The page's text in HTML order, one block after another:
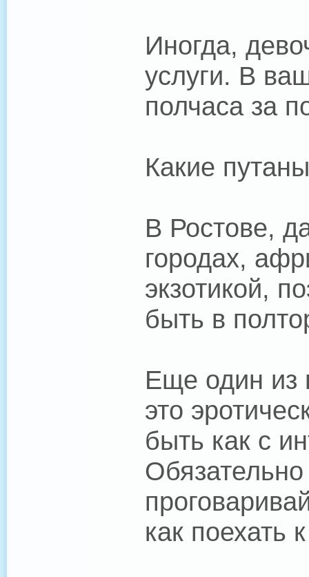
Иногда,
услуги. В
полчаса за
Какие
В Ростове,
городах,
экзотикой,
быть в
Еще один из
это
быть как с
как поехать